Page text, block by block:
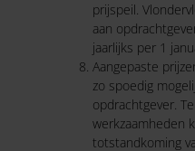
prijspeil.
aan
jaarlijks per 1
Aangepaste
zo spoedig
opdrachtgever.
werkzaamheden
totstandkoming